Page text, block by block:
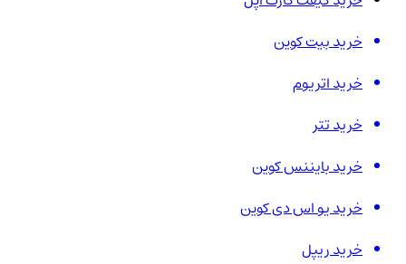
خرید بیت کوین
خرید اتریوم
خرید تتر
خرید بایننس کوین
خرید یو اس دی کوین
خرید ریپل